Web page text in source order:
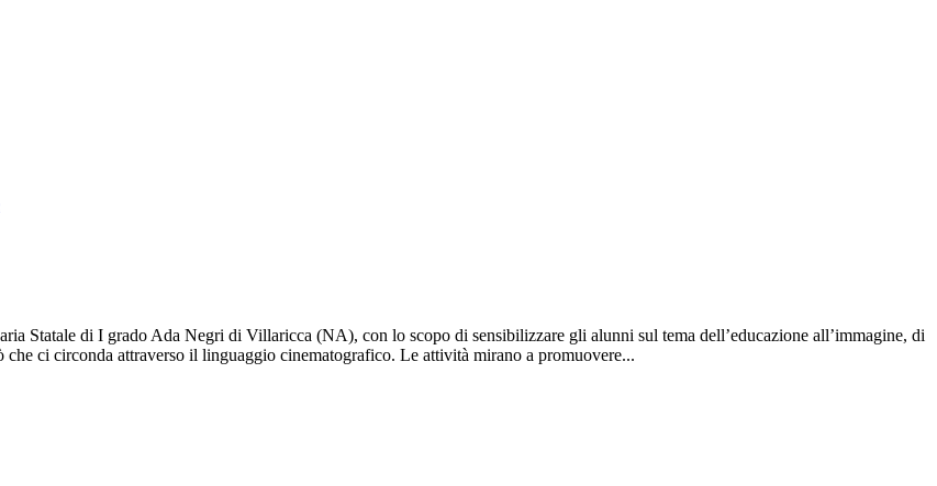
Statale di I grado Ada Negri di Villaricca (NA), con lo scopo di sensibilizzare gli alunni sul tema dell’educazione all’immagine, di
ci circonda attraverso il linguaggio cinematografico. Le attività mirano a promuovere...